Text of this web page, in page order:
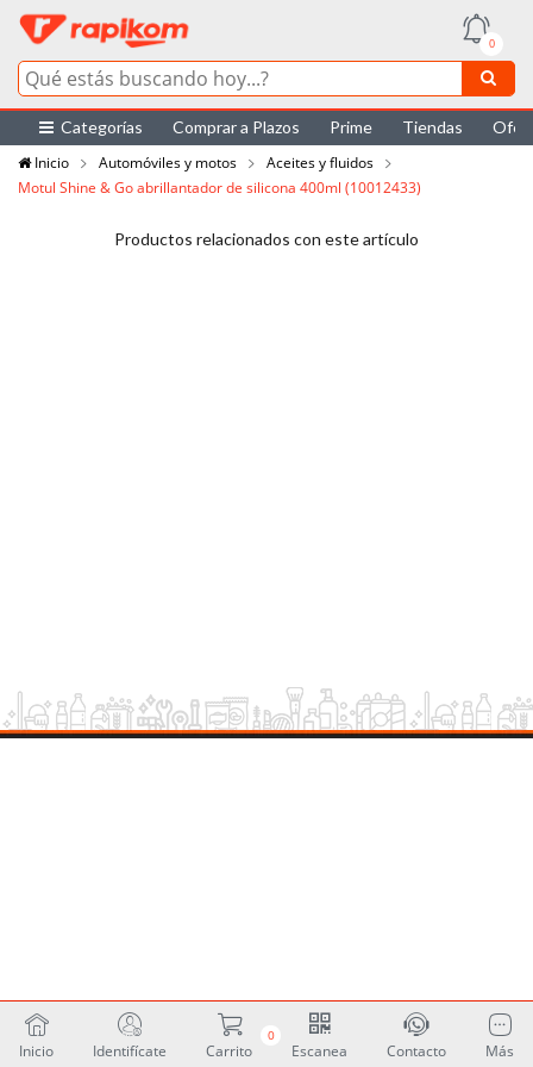
0
Categorías Comprar a Plazos Prime Tiendas
Inicio
Automóviles y motos
Aceites y fluidos
Motul Shine & Go abrillantador de silicona 400ml (10012433)
Productos relacionados con este artículo
Inicio Identifícate
0
Carrito Escanea Contacto Más